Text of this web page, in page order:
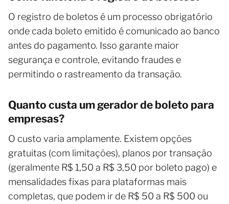
O registro de boletos é um processo obrigatório
onde cada boleto emitido é comunicado ao banco
antes do pagamento. Isso garante maior
segurança e controle, evitando fraudes e
permitindo o rastreamento da transação.
Quanto custa um gerador de boleto para
empresas?
O custo varia amplamente. Existem opções
gratuitas (com limitações), planos por transação
(geralmente R$ 1,50 a R$ 3,50 por boleto pago) e
mensalidades fixas para plataformas mais
completas, que podem ir de R$ 50 a R$ 500 ou